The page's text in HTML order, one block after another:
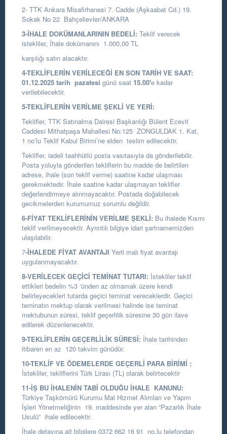
2- TTK Ankara Misafirhanesi 7. Cadde (Aşkaabat Cd.) 19.
Sokak No 22 Bahçelievler/ANKARA
3-İHALE DOKÜMANLARININ BEDELİ: Teklif verecek
istekliler, İhale dokümanını 1.000,00 TL
karşılığı satın alacaktır.
4-TEKLİFLERİN VERİLECEĞİ EN SON TARİH VE SAAT:
01.12.2025 tarih pazatesi günü saat 15.00'e kadar
verilebilecektir.
5-TEKLİFLERİN VERİLME ŞEKLİ VE YERİ:
Teklifler, TTK Satınalma Dairesi Başkanlığı Bülent Ecevit
Caddesi Mithatpaşa Mahallesi No:125 ZONGULDAK 1. Kat,
1 no’lu Teklif Kabul Birimi’ne elden teslim edilecektir.
Teklifler, iadeli taahhütlü posta vasıtasıyla da gönderilebilir.
Posta yoluyla gönderilen tekliflerin bu madde de belirtilen
adrese, ihale (son teklif verme) saatine kadar ulaşması
gerekmektedir. İhale saatine kadar ulaşmayan teklifler
değerlendirmeye alınmayacaktır. Postada doğabilecek
gecikmelerden kurumumuz sorumlu değildir.
6-FİYAT TEKLİFLERİNİN VERİLME ŞEKLİ: Bu ihalede Kısmı
teklif verilmeyecektir. Ayrıntılı bilgiye idari şartnamemizden
ulaşılabilir.
7-İHALEDE FİYAT AVANTAJI Yerli malı fiyat avantajı
uygulanmayacaktır.
8-VERİLECEK GEÇİCİ TEMİNAT TUTARI: İstekliler teklif
ettikleri bedelin %3 ‘ünden az olmamak üzere kendi
belirleyecekleri tutarda geçici teminat vereceklerdir. Geçici
teminatın mektup olarak verilmesi halinde ise teminat
mektubunun süresi, teklif geçerlilik süresine 30 gün ilave
edilerek düzenlenecektir.
9-TEKLİFLERİN GEÇERLİLİK SÜRESİ: İhale tarihinden
itibaren en az 120 takvim günüdür.
10-TEKLİF VE ÖDEMELERDE GEÇERLİ PARA BİRİMİ :
İstekliler, tekliflerini Türk Lirası (TL) olarak belirtecektir
11-İŞ BU İHALENİN TABİ OLDUĞU İHALE KANUNU:
Türkiye Taşkömürü Kurumu Mal Hizmet Alımları ve Yapım
İşleri Yönetmeliğinin 19. maddesinde yer alan “Pazarlık İhale
Usulü” ihale edilecektir.
İhale detayına ait bilgilere 0372 662 16 91 no.lu telefondan